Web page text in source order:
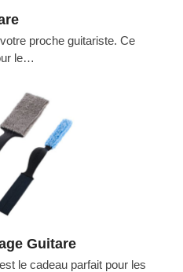
proche guitariste. Ce
le…
Guitare
le cadeau parfait pour les